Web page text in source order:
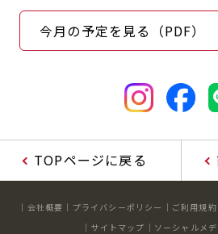
会員様へのお知らせ スタジ
アクセ
店舗情報・サービス よくあ
店舗へのお問い合わせ
入会のお手続きをする
料金・サービス等詳し
入会を悩まれている方へトップ
キャンペーン 料金の
JOYFIT総合トップ
JOYFIT24
今月の予定を見る（PDF）
TOPページに戻る
会社概要 プライバシーポリシー ご利用規約
サイトマップ
ソーシャルメ